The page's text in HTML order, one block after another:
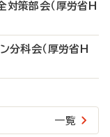
策部会（厚労省H
分科会（厚労省H
一覧